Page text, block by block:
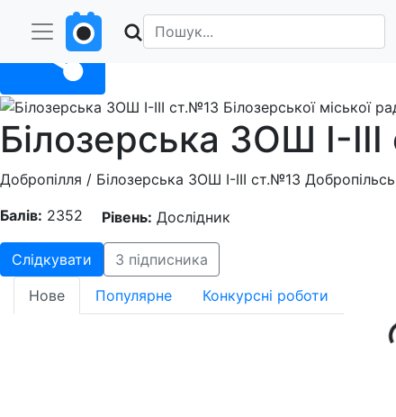
Поділитися
Білозерська ЗОШ І-
Добропілля / Білозерська ЗОШ І-ІІІ ст.№13
Балів: 2352 Рівень: Дослідник
Слідкувати
3 підписника
Нове
Популярне Конкурсні роботи